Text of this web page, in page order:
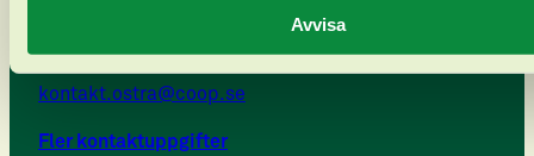
Avvisa
kontakt.ostra@coop.se
Fler kontaktuppgifter